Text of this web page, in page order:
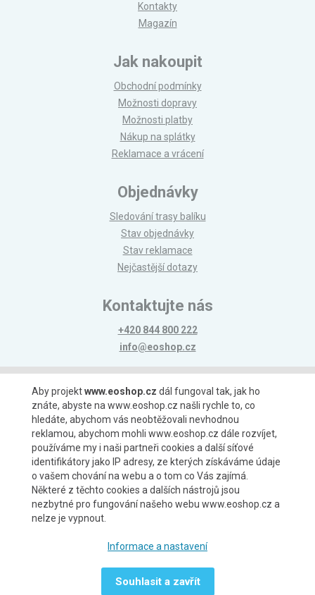
Kontakty
Magazín
Jak nakoupit
Obchodní podmínky
Možnosti dopravy
Možnosti platby
Nákup na splátky
Reklamace a vrácení
Objednávky
Sledování trasy balíku
Stav objednávky
Stav reklamace
Nejčastější dotazy
Kontaktujte nás
+420 844 800 222
info@eoshop.cz
Možnosti platby
Možnosti dopravy
Aby projektwww.eoshop.cz dál fungoval tak, jak ho
znáte, abyste na www.eoshop.cz našli rychle to, co
hledáte, abychom vás neobtěžovali nevhodnou
reklamou, abychom mohli www.eoshop.cz dále rozvíjet,
používáme my i naši partneři cookies a další síťové
identifikátory jako IP adresy, ze kterých získáváme údaje
o vašem chování na webu a o tom co Vás zajímá.
Některé z těchto cookies a dalších nástrojů jsou
nezbytné pro fungování našeho webu www.eoshop.cz a
nelze je vypnout.
Informace a nastavení
Souhlasit a zavřít